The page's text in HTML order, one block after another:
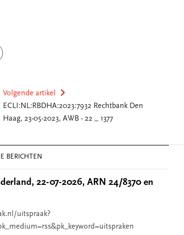
Volgende artikel
ECLI:NL:RBDHA:2023:7932 Rechtbank Den
Haag, 23-05-2023, AWB - 22 _ 1377
BERICHTEN
22-07-2026, ARN 24/8370 en
uitspraak?